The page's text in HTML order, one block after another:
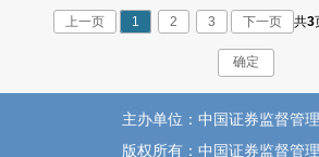
上一页 1 2 3 下一页 共3
确定
主办单位：中国证券监督管
版权所有：中国证券监督管